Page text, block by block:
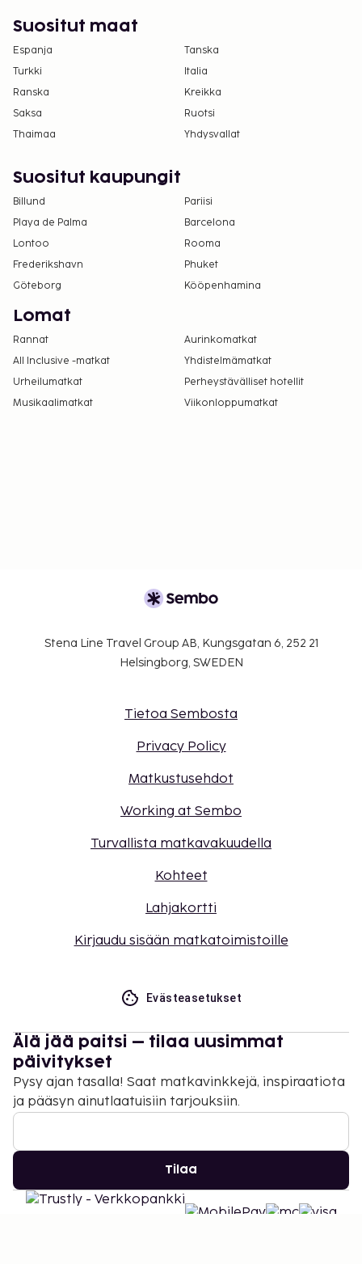
Suositut maat
Espanja
Tanska
Turkki
Italia
Ranska
Kreikka
Saksa
Ruotsi
Thaimaa
Yhdysvallat
Suositut kaupungit
Billund
Pariisi
Playa de Palma
Barcelona
Lontoo
Rooma
Frederikshavn
Phuket
Göteborg
Kööpenhamina
Lomat
Rannat
Aurinkomatkat
All Inclusive -matkat
Yhdistelmämatkat
Urheilumatkat
Perheystävälliset hotellit
Musikaalimatkat
Viikonloppumatkat
Stena Line Travel Group AB, Kungsgatan 6, 252 21
Helsingborg, SWEDEN
Tietoa Sembosta
Privacy Policy
Matkustusehdot
Working at Sembo
Turvallista matkavakuudella
Kohteet
Lahjakortti
Kirjaudu sisään matkatoimistoille
Evästeasetukset
Älä jää paitsi – tilaa uusimmat
päivitykset
Pysy ajan tasalla! Saat matkavinkkejä, inspiraatiota
ja pääsyn ainutlaatuisiin tarjouksiin.
Tilaa